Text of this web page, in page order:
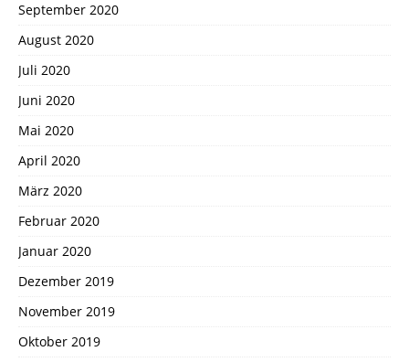
September 2020
August 2020
Juli 2020
Juni 2020
Mai 2020
April 2020
März 2020
Februar 2020
Januar 2020
Dezember 2019
November 2019
Oktober 2019